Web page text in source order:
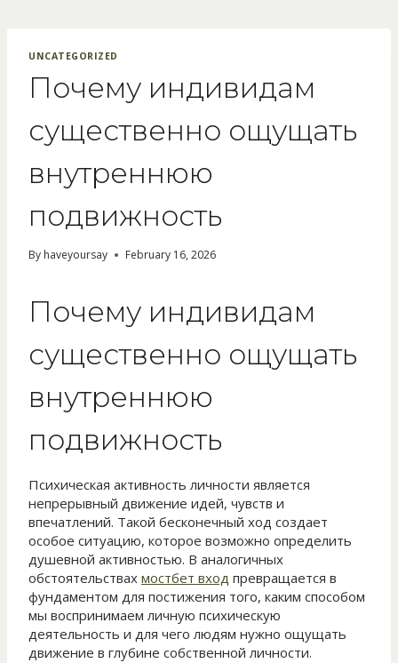
UNCATEGORIZED
Почему индивидам
существенно ощущать
внутреннюю
подвижность
By haveyoursay February 16, 2026
Почему индивидам
существенно ощущать
внутреннюю
подвижность
Психическая активность личности является
непрерывный движение идей, чувств и
впечатлений. Такой бесконечный ход создает
особое ситуацию, которое возможно определить
душевной активностью. В аналогичных
обстоятельствах мостбет вход превращается в
фундаментом для постижения того, каким способом
мы воспринимаем личную психическую
деятельность и для чего людям нужно ощущать
движение в глубине собственной личности.